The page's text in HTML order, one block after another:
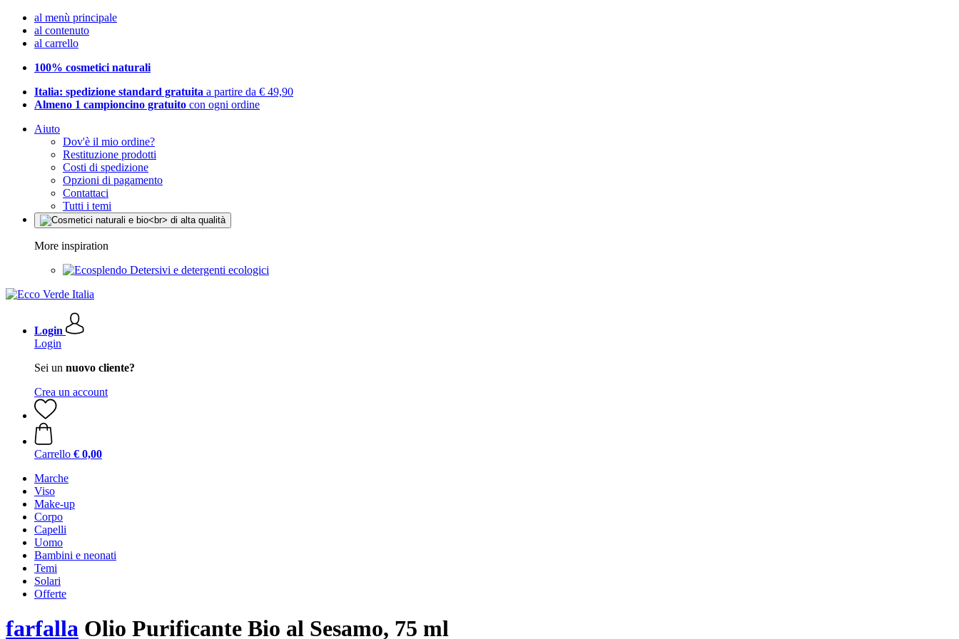
al menù principale
al contenuto
al carrello
100% cosmetici naturali
Italia: spedizione standard gratuita a partire da € 49,90
Almeno 1 campioncino gratuito con ogni ordine
Aiuto
Dov'è il mio ordine?
Restituzione prodotti
Costi di spedizione
Opzioni di pagamento
Contattaci
Tutti i temi
More inspiration
Detersivi e detergenti ecologici
Login
Login
Sei un nuovo cliente?
Crea un account
Carrello € 0,00
Marche
Viso
Make-up
Corpo
Capelli
Uomo
Bambini e neonati
Temi
Solari
Offerte
farfalla Olio Purificante Bio al Sesamo, 75 ml